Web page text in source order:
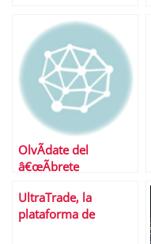
OlvÃ­date del
â€œÃbrete
decÃ¡ntate por el
â€œConcÃ©deme un
UltraTrade, la
plataforma de